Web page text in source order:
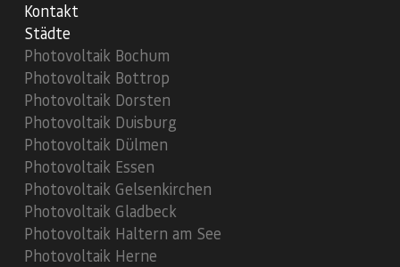
Kontakt
Städte
Photovoltaik Bochum
Photovoltaik Bottrop
Photovoltaik Dorsten
Photovoltaik Duisburg
Photovoltaik Dülmen
Photovoltaik Essen
Photovoltaik Gelsenkirchen
Photovoltaik Gladbeck
Photovoltaik Haltern am See
Photovoltaik Herne